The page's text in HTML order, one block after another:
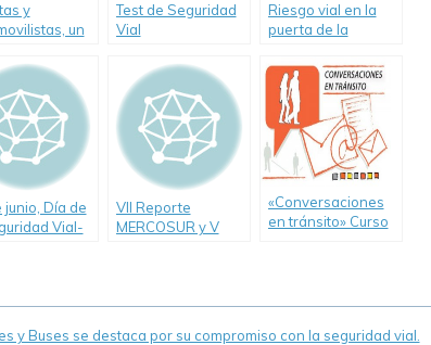
y
un
Test de Seguridad
Vial
Riesgo vial en la
puerta de la
junio, Día de
Vial-
VII Reporte
MERCOSUR y V
«Conversaciones
en tránsito» Curso
y Buses se destaca por su compromiso con la seguridad vial.